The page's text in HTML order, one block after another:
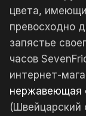
цвета,
превосходно
запястье
часов
интернет-
нержавеющая
(Швейцарский